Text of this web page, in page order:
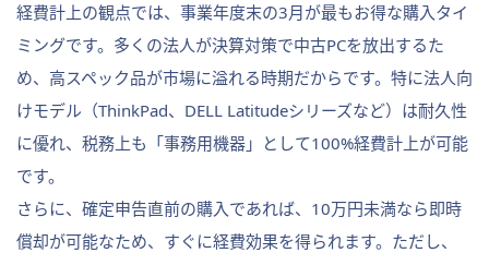
経費計上の観点では、事業年度末の3月が最もお得な購入タイ
ミングです。多くの法人が決算対策で中古PCを放出するた
め、高スペック品が市場に溢れる時期だからです。特に法人向
けモデル（ThinkPad、DELL Latitudeシリーズなど）は耐久性
に優れ、税務上も「事務用機器」として100%経費計上が可能
です。
さらに、確定申告直前の購入であれば、10万円未満なら即時
償却が可能なため、すぐに経費効果を得られます。ただし、